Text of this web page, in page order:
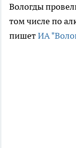
Вологды
том числе по
пишетИА